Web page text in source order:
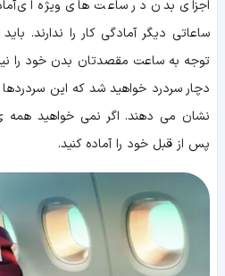
اجزای بدن در ساعت های ویژه ای
ساعاتی دیگر آمادگی کار را ندارند.
توجه به ساعت مقصدتان بدن خود را
دچار سردرد خواهید شد که این
نشان می دهند. اگر نمی خواهید همه ی
پس از قبل خود را آماده کنید.